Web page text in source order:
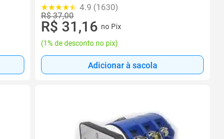
4.9 (1630)
R$ 37,00
R$ 31,16 no Pix
(1% de desconto no pix)
Adicionar à sacola